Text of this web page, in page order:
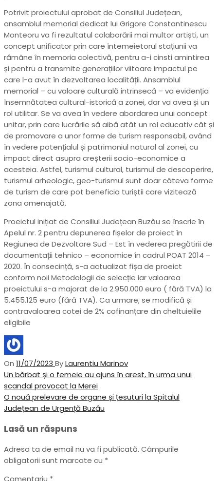
Potrivit proiectului aprobat de Consiliul Județean,
ansamblul memorial dedicat lui Grigore Constantinescu
Monteoru va fi rezultatul colaborării mai multor artiști, un
concept unificator prin care întemeietorul stațiunii va
rămâne în memoria colectivă, pentru a-i cinsti amintirea
și pentru a transmite generațiilor viitoare impactul pe
care l-a avut în dezvoltarea localității. Ansamblul
memorial – cu valoare culturală intrinsecă – va evidenția
însemnătatea cultural-istorică a zonei, dar va avea și un
rol utilitar. Se va avea în vedere abordarea unui concept
unitar, prin care lucrările să aibă atât un rol educativ cât și
de promovare a unor forme de turism responsabil, având
în vedere potențialul și patrimoniul natural al zonei, cu
impact direct asupra creșterii socio-economice a
acesteia. Astfel, turismul cultural, turismul de descoperire,
turismul arheologic, geo-turismul sunt doar câteva forme
de turism de care pot beneficia turiștii care vizitează
zona amenajată.
Proeictul inițiat de Consiliul Județean Buzău se înscrie în
Apelul nr. 2 pentru depunerea fișelor de proiect în
Regiunea de Dezvoltare Sud – Est în vederea pregătirii de
documentații tehnico – economice în cadrul POAT 2014 –
2020. În consecință, s-a actualizat fișa de proeict
conform noii Metodologii de selecție iar valoarea
proeictului s-a majorat de la 2.950.000 euro ( fără TVA) la
5.455.125 euro (fără TVA). Ca urmare, se modifică și
contravaloarea cotei de 2% cofinanțare din cheltuielile
eligibile
On 11/07/2023 ByLaurentiu Marinov
Navigare
în
articole
Previous
Post
Un bărbat și o femeie au ajuns în arest, în urma unui
scandal provocat la Merei
Next
Post
O nouă prelevare de organe și țesuturi la Spitalul
Județean de Urgență Buzău
Lasă un răspuns
Adresa ta de email nu va fi publicată. Câmpurile
obligatorii sunt marcate cu *